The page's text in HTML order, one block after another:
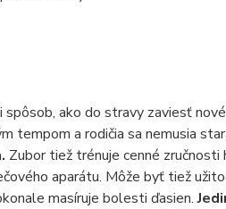
ako do stravy zaviesť
tempom a rodičia sa nemusia
Zubor tiež trénuje cenné zručnosti
aparátu. Môže byť tiež
masíruje bolesti ďasien.